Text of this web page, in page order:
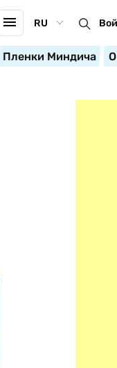
RU
Пленки Миндича